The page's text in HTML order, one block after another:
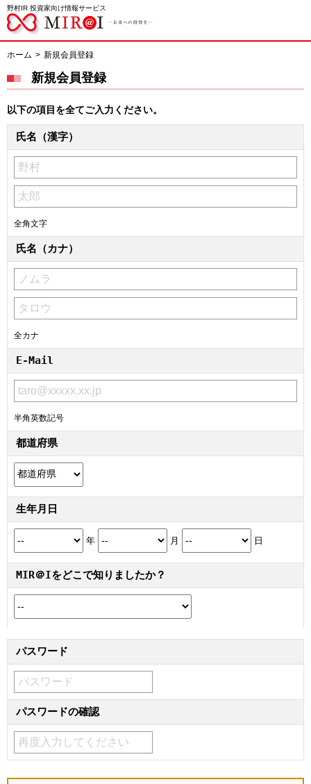
野村IR 投資家向け情報サービス
ホーム 新規会員登録
新規会員登録
以下の項目を全てご入力ください。
氏名（漢字）
全角文字
氏名（カナ）
全カナ
E-Mail
半角英数記号
都道府県
生年月日
年 月 日
MIR＠Iをどこで知りましたか？
パスワード
パスワードの確認